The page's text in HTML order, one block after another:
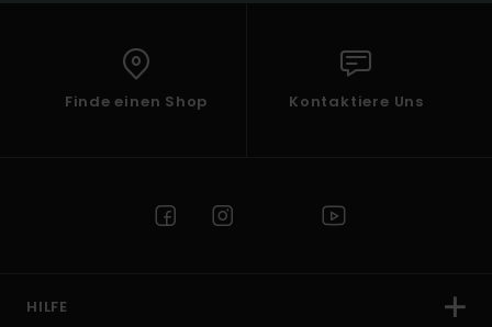
Finde einen Shop Kontaktiere Uns
HILFE